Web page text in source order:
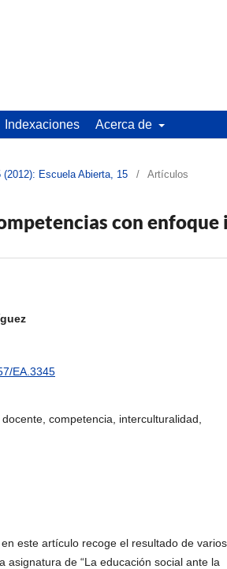
Indexaciones Acerca de
(2012): Escuela Abierta, 15 / Artículos
con
EA.3345
competencia, interculturalidad,
este artículo recoge el resultado de
asignatura de “La educación social ante la